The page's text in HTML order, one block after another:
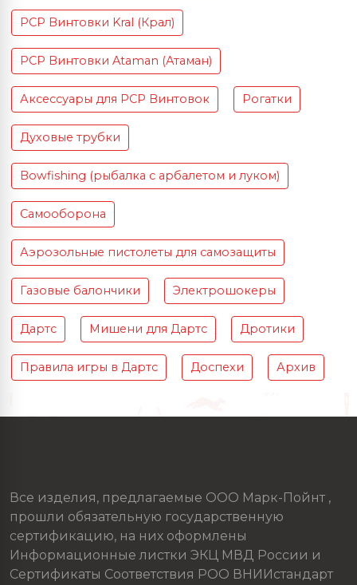
PCP Винтовки Kral (Крал)
PCP Винтовки Ataman (Атаман)
Аксессуары для PCP Винтовок Рогатки
Духовые трубки
Bowfishing (рыбалка с арбалетом и луком)
Самооборона
Аэрозольные пистолеты для самозащиты
Газовые балончики Электрошокеры
Дартс Мишени для Дартс Дротики
Правила игры в Дартс Доспехи Архив
Все изделия, предлагаемые ООО Марк-Пойнт ,
прошли обязательную государственную
сертификацию, на них оформлены
Информационные листки ЭКЦ МВД России и
Сертификаты Соответствия РОО ВНИИстандарт